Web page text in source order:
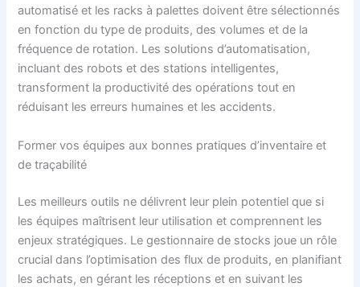
automatisé et les racks à palettes doivent être sélectionnés
en fonction du type de produits, des volumes et de la
fréquence de rotation. Les solutions d’automatisation,
incluant des robots et des stations intelligentes,
transforment la productivité des opérations tout en
réduisant les erreurs humaines et les accidents.
Former vos équipes aux bonnes pratiques d’inventaire et
de traçabilité
Les meilleurs outils ne délivrent leur plein potentiel que si
les équipes maîtrisent leur utilisation et comprennent les
enjeux stratégiques. Le gestionnaire de stocks joue un rôle
crucial dans l’optimisation des flux de produits, en planifiant
les achats, en gérant les réceptions et en suivant les